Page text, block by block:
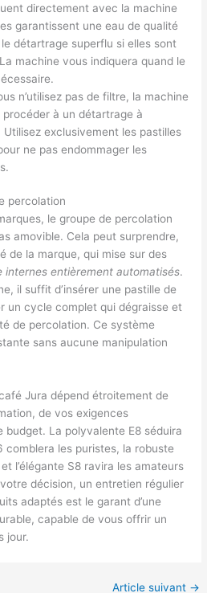
directement avec la machine
garantissent une eau de qualité
détartrage superflu si elles sont
machine vous indiquera quand le
n’utilisez pas de filtre, la machine
à un détartrage à
exclusivement les pastilles
ne pas endommager les
percolation
le groupe de percolation
amovible. Cela peut surprendre,
de la marque, qui mise sur des
internes entièrement automatisés.
il suffit d’insérer une pastille de
un cycle complet qui dégraisse et
de percolation. Ce système
sans aucune manipulation
Jura dépend étroitement de
de vos exigences
La polyvalente E8 séduira
comblera les puristes, la robuste
l’élégante S8 ravira les amateurs
décision, un entretien régulier
adaptés est le garant d’une
capable de vous offrir un
jour.
Article suivant →